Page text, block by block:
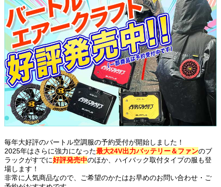
毎年大好評のバートル空調服の予約受付が開始しました！
2025年はさらに強力になった最大24V出力バッテリー＆ファンのブ
ラックがすでに好評発売中のほか、ハイバック取付タイプの服も登
場します！
非常に人気商品なので、ご希望のかたはお早めのお問い合わせ・ご